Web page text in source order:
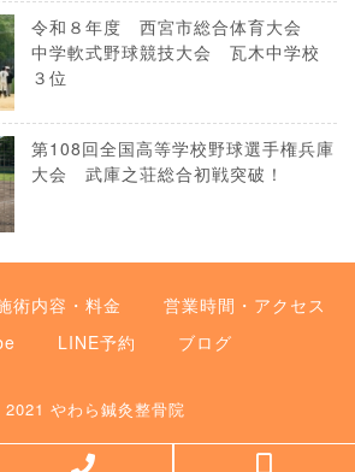
令和８年度 西宮市総合体育大会
中学軟式野球競技大会 瓦木中学校
３位
第108回全国高等学校野球選手権兵庫
大会 武庫之荘総合初戦突破！
術内容・料金
営業時間・アクセス
LINE予約 ブログ
やわら鍼灸整骨院